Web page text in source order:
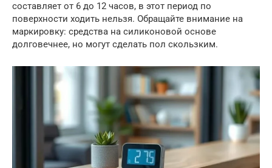
составляет от 6 до 12 часов, в этот период по
поверхности ходить нельзя. Обращайте внимание на
маркировку: средства на силиконовой основе
долговечнее, но могут сделать пол скользким.